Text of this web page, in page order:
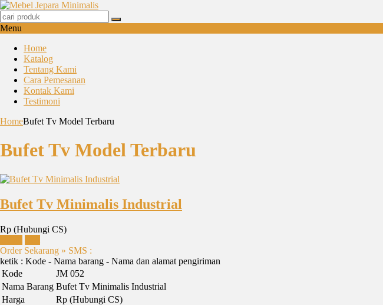
Menu
Home
Katalog
Tentang Kami
Cara Pemesanan
Kontak Kami
Testimoni
HomeBufet Tv Model Terbaru
Bufet Tv Model Terbaru
Bufet Tv Minimalis Industrial
Rp (Hubungi CS)
Order Sekarang » SMS :
ketik : Kode - Nama barang - Nama dan alamat pengiriman
Kode
JM 052
Nama Barang Bufet Tv Minimalis Industrial
Harga
Rp (Hubungi CS)